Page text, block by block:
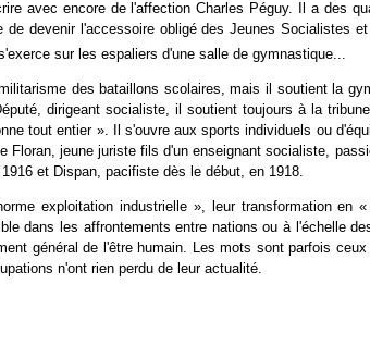
avec encore de l'affection Charles Péguy. Il a des
devenir l'accessoire obligé des Jeunes Socialistes
sur les espaliers d'une salle de gymnastique...
des bataillons scolaires, mais il soutient la
dirigeant socialiste, il soutient toujours à la
tout entier ». Il s'ouvre aux sports individuels ou
Floran, jeune juriste fils d'un enseignant socialiste,
et Dispan, pacifiste dès le début, en 1918.
exploitation industrielle », leur transformation en
dans les affrontements entre nations ou à l'échelle
général de l'être humain. Les mots sont parfois
n'ont rien perdu de leur actualité.